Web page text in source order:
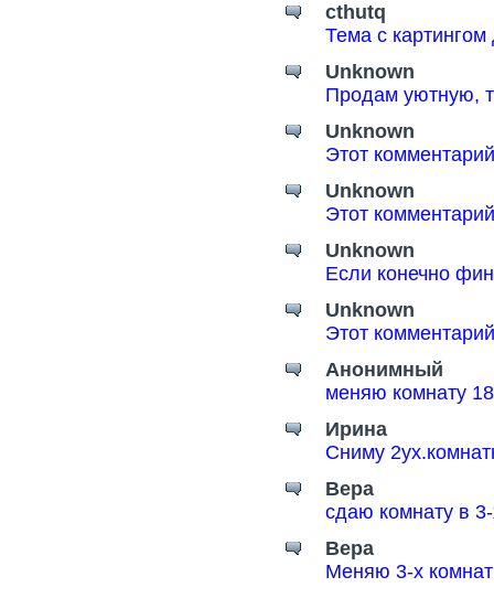
cthutq
Тема с
Unknown
Продам уютную,
Unknown
Этот
Unknown
Этот
Unknown
Если конечно
Unknown
Этот
Анонимный
меняю комнату
Ирина
Сниму
Вера
сдаю комнату в
Вера
Меняю 3-х